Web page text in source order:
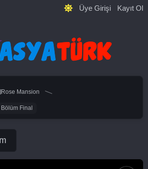
Üye Girişi Kayıt Ol
Rose Mansion
Final